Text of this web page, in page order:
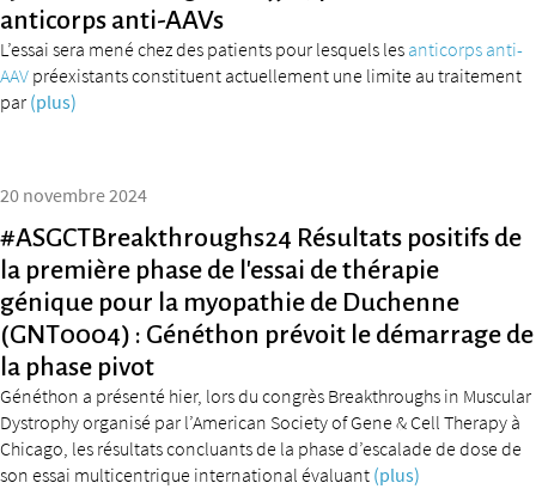
anticorps anti-AAVs
L’essai sera mené chez des patients pour lesquels les anticorps anti-
AAV préexistants constituent actuellement une limite au traitement
par (plus)
20 novembre 2024
#ASGCTBreakthroughs24 Résultats positifs de
la première phase de l’essai de thérapie
génique pour la myopathie de Duchenne
(GNT0004) : Généthon prévoit le démarrage de
la phase pivot
Généthon a présenté hier, lors du congrès Breakthroughs in Muscular
Dystrophy organisé par l’American Society of Gene & Cell Therapy à
Chicago, les résultats concluants de la phase d’escalade de dose de
son essai multicentrique international évaluant (plus)